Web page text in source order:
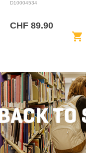
D10004534
CHF 89.90
shopping_cart